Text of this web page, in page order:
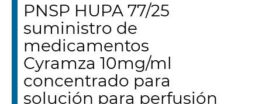
PNSP HUPA 77/25
suministro de
medicamentos
Cyramza 10mg/ml
concentrado para
solución para perfusión